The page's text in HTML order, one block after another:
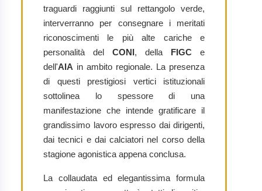
traguardi raggiunti sul rettangolo verde,
interverranno per consegnare i meritati
riconoscimenti le più alte cariche e
personalità del CONI, della FIGC e
dell'AIA in ambito regionale. La presenza
di questi prestigiosi vertici istituzionali
sottolinea lo spessore di una
manifestazione che intende gratificare il
grandissimo lavoro espresso dai dirigenti,
dai tecnici e dai calciatori nel corso della
stagione agonistica appena conclusa.
La collaudata ed elegantissima formula